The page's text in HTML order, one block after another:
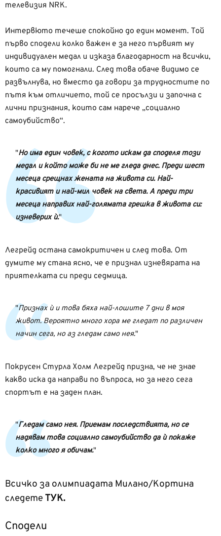
телевизия NRK.
Интервюто течеше спокойно до един момент. Той
първо сподели колко важен е за него първият му
индивидуален медал и изказа благодарност на всички,
които са му помогнали. След това обаче видимо се
развълнува, но вместо да говори за трудностите по
пътя към отличието, той се просълзи и започна с
лични признания, които сам нарече „социално
самоубийство“.
Но има един човек, с когото искам да споделя този
медал и който може би не ме гледа днес. Преди шест
месеца срещнах жената на живота си. Най-
красивият и най-мил човек на света. А преди три
месеца направих най-голямата грешка в живота си:
изневерих ѝ.
Легрейд остана самокритичен и след това. От
думите му стана ясно, че е признал изневярата на
приятелката си преди седмица.
Признах ѝ и това бяха най-лошите 7 дни в моя
живот. Вероятно много хора ме гледат по различен
начин сега, но аз гледам само нея.
Покрусен Стурла Холм Легрейд призна, че не знае
какво иска да направи по въпроса, но за него сега
спортът е на заден план.
Гледам само нея. Приемам последствията, но се
надявам това социално самоубийство да ѝ покаже
колко много я обичам.
Всичко за олимпиадата Милано/Кортина
следете ТУК.
Сподели